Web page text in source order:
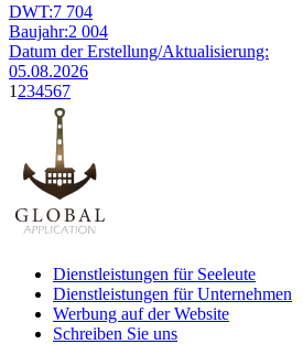
DWT:7 704
Baujahr:2 004
Datum der Erstellung/Aktualisierung:
05.08.2026
1 234567
Dienstleistungen für Seeleute
Dienstleistungen für Unternehmen
Werbung auf der Website
Schreiben Sie uns